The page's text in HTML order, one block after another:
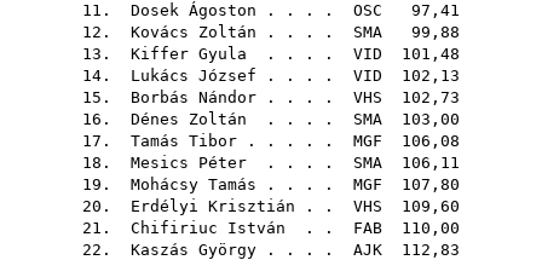
11. Dosek Ágoston . . . . OSC 97,41
12. Kovács Zoltán . . . . SMA 99,88
13. Kiffer Gyula . . . . VID 101,48
14. Lukács József . . . . VID 102,13
15. Borbás Nándor . . . . VHS 102,73
16. Dénes Zoltán . . . . SMA 103,00
17. Tamás Tibor . . . . . MGF 106,08
18. Mesics Péter . . . . SMA 106,11
19. Mohácsy Tamás . . . . MGF 107,80
20. Erdélyi Krisztián . . VHS 109,60
21. Chifiriuc István . . FAB 110,00
22. Kaszás György . . . . AJK 112,83